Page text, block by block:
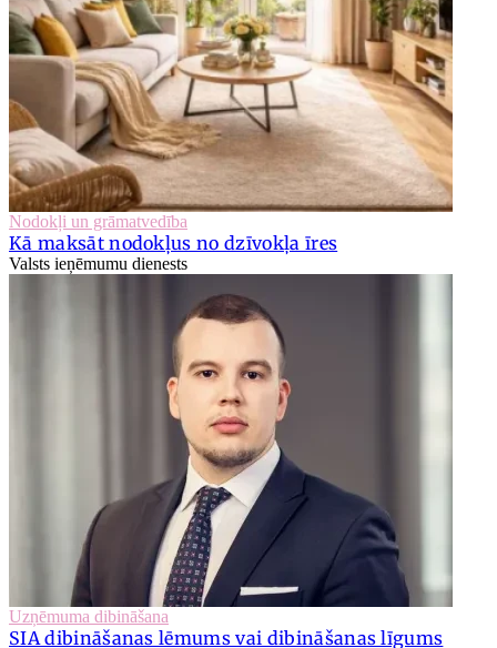
Nodokļi un grāmatvedība
Kā maksāt nodokļus no dzīvokļa īres
Valsts ieņēmumu dienests
Uzņēmuma dibināšana
SIA dibināšanas lēmums vai dibināšanas līgums